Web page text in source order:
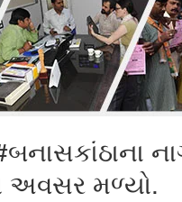
અવસર મળ્યો.